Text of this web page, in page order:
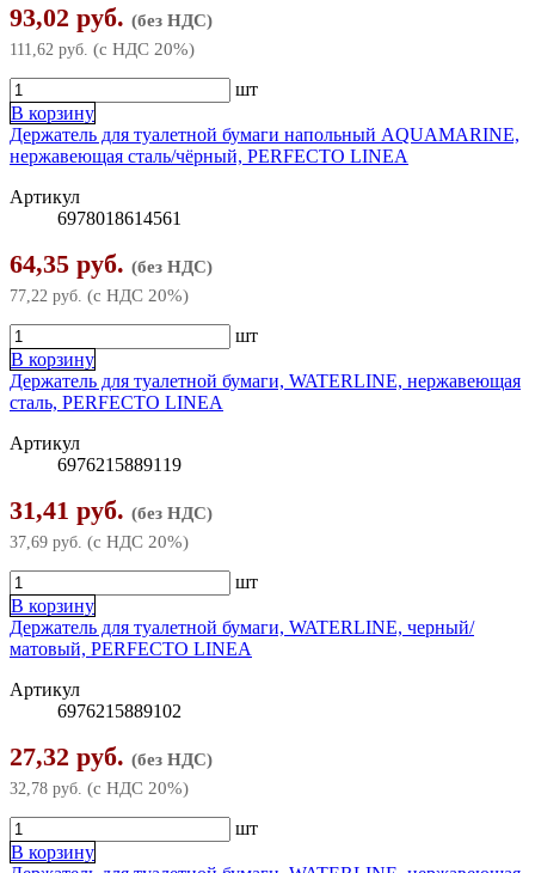
Плоскогубцы, пассатижи
93,02 руб. (без НДС)
111,62 руб. (с НДС 20%)
шт
В корзину
Держатель для туалетной бумаги напольный AQUAMARINE,
нержавеющая сталь/чёрный, PERFECTO LINEA
Артикул
6978018614561
64,35 руб. (без НДС)
77,22 руб. (с НДС 20%)
шт
В корзину
Держатель для туалетной бумаги, WATERLINE, нержавеющая
сталь, PERFECTO LINEA
Артикул
6976215889119
31,41 руб. (без НДС)
37,69 руб. (с НДС 20%)
шт
В корзину
Держатель для туалетной бумаги, WATERLINE, черный/
матовый, PERFECTO LINEA
Артикул
6976215889102
27,32 руб. (без НДС)
32,78 руб. (с НДС 20%)
шт
В корзину